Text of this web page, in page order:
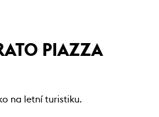
PIAZZA
na letní turistiku.